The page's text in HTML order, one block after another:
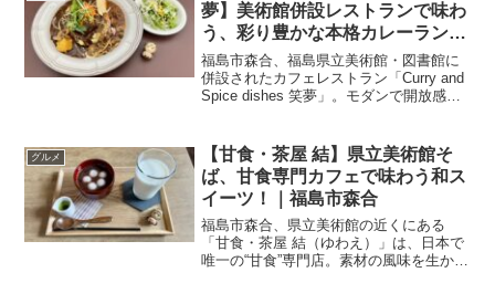
夢】美術館併設レストランで味わ
う、彩り豊かな本格カレーラン
チ！｜福島市森合
福島市森合、福島県立美術館・図書館に
併設されたカフェレストラン「Curry and
Spice dishes 笑夢」。モダンで開放感の
ハンバーグカレー」をいただいてきま...
グルメ
【甘食・茶屋 結】県立美術館そ
ば、甘食専門カフェで味わう和ス
イーツ！｜福島市森合
福島市森合、県立美術館の近くにある
「甘食・茶屋 結（ゆわえ）」は、日本で
唯一の“甘食”専門店。素材の風味を生かし